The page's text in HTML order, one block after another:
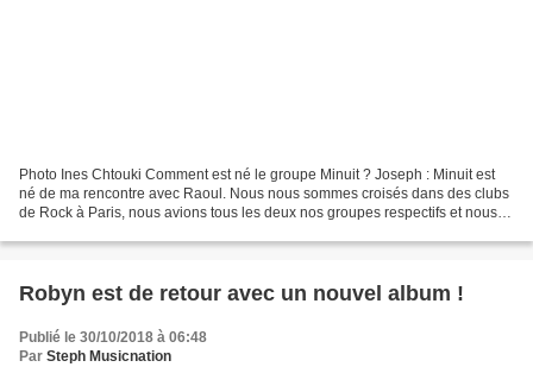
Photo Ines Chtouki Comment est né le groupe Minuit ? Joseph : Minuit est
né de ma rencontre avec Raoul. Nous nous sommes croisés dans des clubs
de Rock à Paris, nous avions tous les deux nos groupes respectifs et nous
Robyn est de retour avec un nouvel album !
Publié le 30/10/2018 à 06:48
Par Steph Musicnation